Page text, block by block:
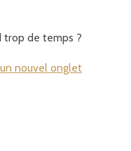
trop de temps ?
nouvel onglet